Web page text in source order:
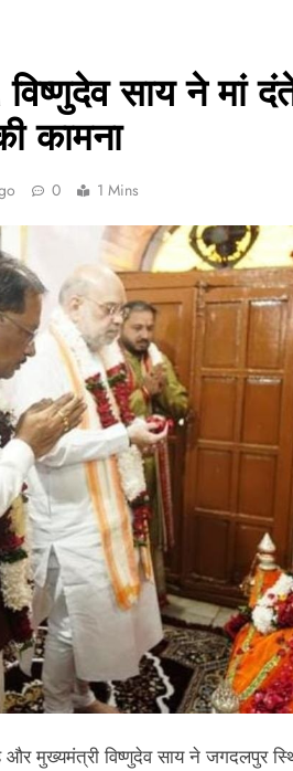
साय ने मां
कामना
0 1 Mins
मुख्यमंत्री विष्णुदेव साय ने जगदलपुर